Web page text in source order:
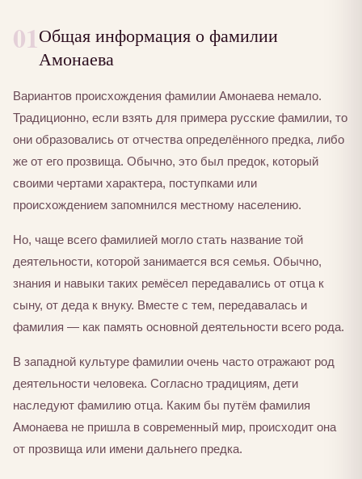
01Общая информация о фамилии
Амонаева
Вариантов происхождения фамилии Амонаева немало.
Традиционно, если взять для примера русские фамилии, то
они образовались от отчества определённого предка, либо
же от его прозвища. Обычно, это был предок, который
своими чертами характера, поступками или
происхождением запомнился местному населению.
Но, чаще всего фамилией могло стать название той
деятельности, которой занимается вся семья. Обычно,
знания и навыки таких ремёсел передавались от отца к
сыну, от деда к внуку. Вместе с тем, передавалась и
фамилия — как память основной деятельности всего рода.
В западной культуре фамилии очень часто отражают род
деятельности человека. Согласно традициям, дети
наследуют фамилию отца. Каким бы путём фамилия
Амонаева не пришла в современный мир, происходит она
от прозвища или имени дальнего предка.